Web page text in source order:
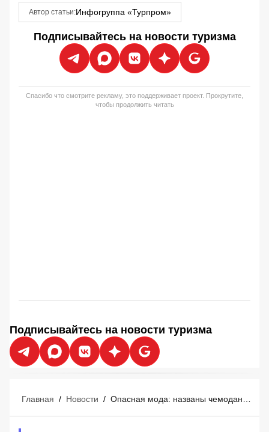
Автор статьи:Инфогруппа «Турпром»
Подписывайтесь на новости туризма
Спасибо что смотрите рекламу, это поддерживает проект. Прокрутите,
чтобы продолжить читать
Подписывайтесь на новости туризма
Главная / Новости /